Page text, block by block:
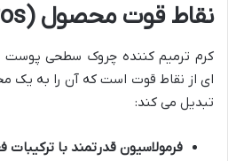
نقاط قوت محصول (Pros)
کرم ترمیم کننده چروک سطحی پوست
ای از نقاط قوت است که آن را به یک
تبدیل می کند:
فرمولاسیون قدرتمند با ترکیبات